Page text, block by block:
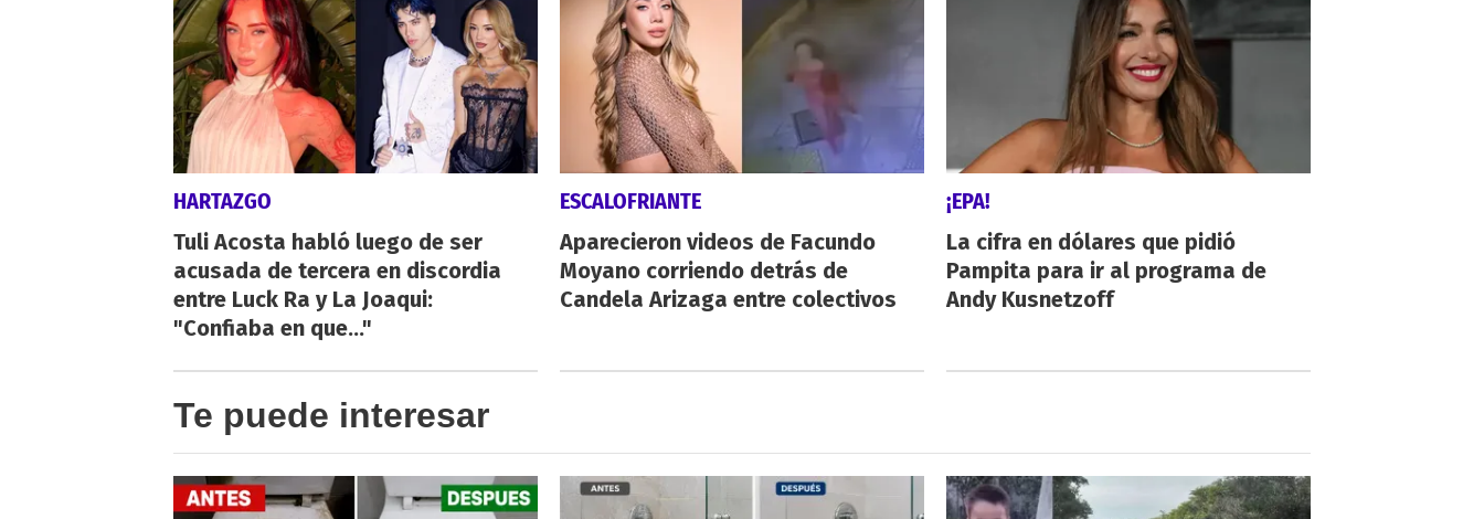
HARTAZGO
Tuli Acosta habló luego de ser
acusada de tercera en discordia
entre Luck Ra y La Joaqui:
"Confiaba en que..."
ESCALOFRIANTE
Aparecieron videos de Facundo
Moyano corriendo detrás de
Candela Arizaga entre colectivos
¡EPA!
La cifra en dólares que pidió
Pampita para ir al programa de
Andy Kusnetzoff
Te puede interesar